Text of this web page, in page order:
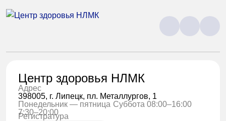
Центр здоровья НЛМК
Адрес
398005, г. Липецк, пл. Металлургов, 1
Понедельник — пятница
7:30–20:00
Суббота 08:00–16:00
Регистратура